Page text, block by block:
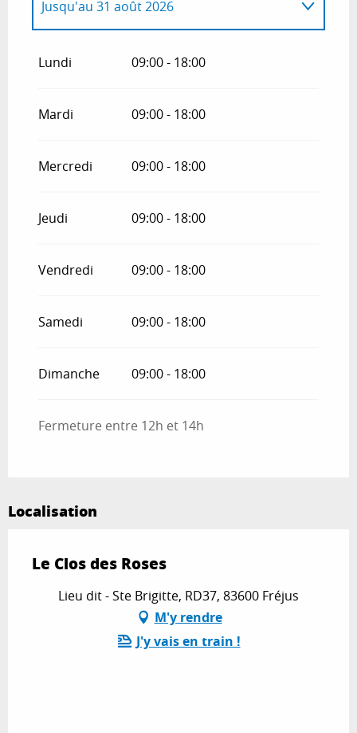
Jusqu'au 31 août 2026
2026
Lundi 09:00 - 18:00
Mardi 09:00 - 18:00
Mercredi 09:00 - 18:00
Jeudi 09:00 - 18:00
Vendredi 09:00 - 18:00
Samedi 09:00 - 18:00
Dimanche 09:00 - 18:00
Fermeture entre 12h et 14h
Localisation
Le Clos des Roses
Lieu dit - Ste Brigitte, RD37, 83600 Fréjus
M'y rendre
J'y vais en train !